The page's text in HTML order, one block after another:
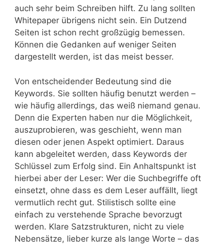
auch sehr beim Schreiben hilft. Zu lang sollten
Whitepaper übrigens nicht sein. Ein Dutzend
Seiten ist schon recht großzügig bemessen.
Können die Gedanken auf weniger Seiten
dargestellt werden, ist das meist besser.
Von entscheidender Bedeutung sind die
Keywords. Sie sollten häufig benutzt werden –
wie häufig allerdings, das weiß niemand genau.
Denn die Experten haben nur die Möglichkeit,
auszuprobieren, was geschieht, wenn man
diesen oder jenen Aspekt optimiert. Daraus
kann abgeleitet werden, dass Keywords der
Schlüssel zum Erfolg sind. Ein Anhaltspunkt ist
hierbei aber der Leser: Wer die Suchbegriffe oft
einsetzt, ohne dass es dem Leser auffällt, liegt
vermutlich recht gut. Stilistisch sollte eine
einfach zu verstehende Sprache bevorzugt
werden. Klare Satzstrukturen, nicht zu viele
Nebensätze, lieber kurze als lange Worte – das